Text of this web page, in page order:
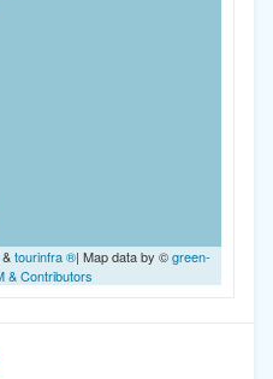
&tourinfra ®| Map data by ©green-
& Contributors